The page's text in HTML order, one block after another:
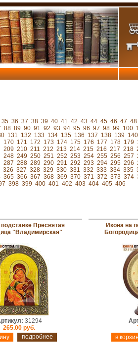
35 36 37 38 39 40 41 42 43 44 45 46 47 48
88 89 90 91 92 93 94 95 96 97 98 99 100
131 132 133 134 135 136 137 138 139 140
170 171 172 173 174 175 176 177 178 179
209 210 211 212 213 214 215 216 217 218
248 249 250 251 252 253 254 255 256 257
287 288 289 290 291 292 293 294 295 296
326 327 328 329 330 331 332 333 334 335
365 366 367 368 369 370 371 372 373 374
398 399 400 401 402 403 404 405 406
подставке Пресвятая
"Владимирская"
31294
265.00 руб.
подробнее
Икона на